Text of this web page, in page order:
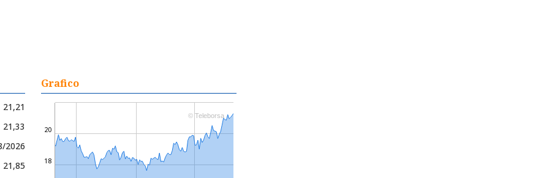
21,21
2026
21,85
Grafico
18
20
© Teleborsa